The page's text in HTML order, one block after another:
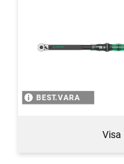
BEST.VARA
Visa